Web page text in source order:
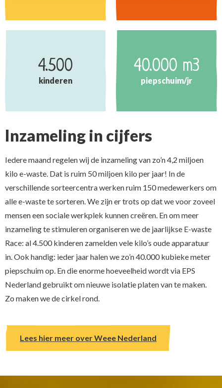
4.500
kinderen
40.000 m3
piepschuim/jr
Inzameling in cijfers
Iedere maand regelen wij de inzameling van zo’n 4,2 miljoen
kilo e-waste. Dat is ruim 50 miljoen kilo per jaar! In de
verschillende sorteercentra werken ruim 150 medewerkers om
alle e-waste te sorteren. We zijn er trots op dat we voor zoveel
mensen een sociale werkplek kunnen creëren. En om meer
inzameling te stimuleren organiseren we de jaarlijkse E-waste
Race: al 4.500 kinderen zamelden vele kilo’s oude apparatuur
in. Ook handig: ieder jaar halen we zo’n 40.000 kubieke meter
piepschuim op. En die enorme hoeveelheid wordt via EPS
Nederland gebruikt om nieuwe isolatie platen van te maken.
Zo maken we de cirkel rond.
Lees hier meer over Weee Nederland